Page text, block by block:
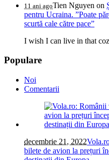
11 ani agoTien Nguyen on
pentru Ucraina. ”Poate
scurtă cale către pace”
I wish I can live in that
Populare
Noi
Comentarii
decembrie 21, 2022
bilete de avion la prețuri